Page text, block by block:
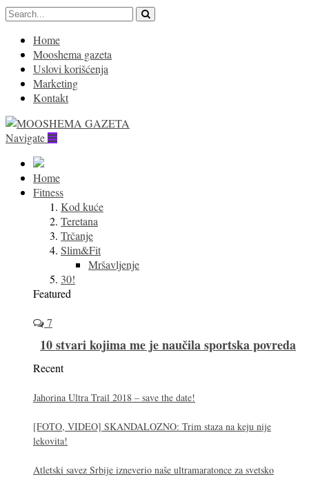
Home
Mooshema gazeta
Uslovi korišćenja
Marketing
Kontakt
Navigate
Home
Fitness
Kod kuće
Teretana
Trčanje
Slim&Fit
Mršavljenje
30!
Featured
7
10 stvari kojima me je naučila sportska povreda
Recent
Jahorina Ultra Trail 2018 – save the date!
[FOTO, VIDEO] SKANDALOZNO: Trim staza na keju nije
lekovita!
Atletski savez Srbije izneverio naše ultramaratonce za svetsko